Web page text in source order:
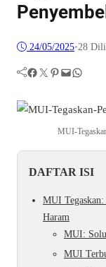
24/05/2025•28
Facebook Twitter Pinterest Mail WhatsApp
MUI-
DAFTAR ISI
MUI
Haram
MUI:
MUI